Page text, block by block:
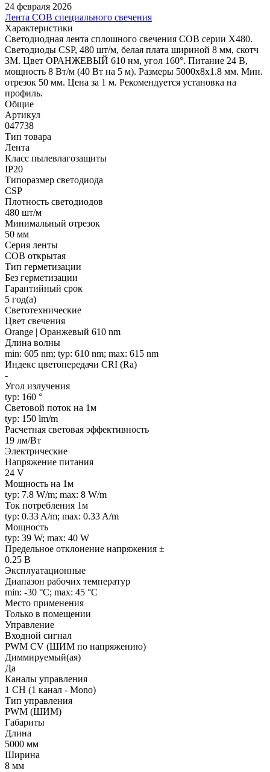
24 февраля 2026
Лента COB специального свечения
Характеристики
Светодиодная лента сплошного свечения COB серии X480.
Светодиоды CSP, 480 шт/м, белая плата шириной 8 мм, скотч
3M. Цвет ОРАНЖЕВЫЙ 610 нм, угол 160°. Питание 24 В,
мощность 8 Вт/м (40 Вт на 5 м). Размеры 5000х8х1.8 мм. Мин.
отрезок 50 мм. Цена за 1 м. Рекомендуется установка на
профиль.
Общие
Артикул
047738
Тип товара
Лента
Класс пылевлагозащиты
IP20
Типоразмер светодиода
CSP
Плотность светодиодов
480 шт/м
Минимальный отрезок
50 мм
Серия ленты
COB открытая
Тип герметизации
Без герметизации
Гарантийный срок
5 год(а)
Светотехнические
Цвет свечения
Orange | Оранжевый 610 nm
Длина волны
min: 605 nm; typ: 610 nm; max: 615 nm
Индекс цветопередачи CRI (Ra)
-
Угол излучения
typ: 160 °
Световой поток на 1м
typ: 150 lm/m
Расчетная световая эффективность
19 лм/Вт
Электрические
Напряжение питания
24 V
Мощность на 1м
typ: 7.8 W/m; max: 8 W/m
Ток потребления 1м
typ: 0.33 A/m; max: 0.33 A/m
Мощность
typ: 39 W; max: 40 W
Предельное отклонение напряжения ±
0.25 В
Эксплуатационные
Диапазон рабочих температур
min: -30 °C; max: 45 °C
Место применения
Только в помещении
Управление
Входной сигнал
PWM СV (ШИМ по напряжению)
Диммируемый(ая)
Да
Каналы управления
1 CH (1 канал - Mono)
Тип управления
PWM (ШИМ)
Габариты
Длина
5000 мм
Ширина
8 мм